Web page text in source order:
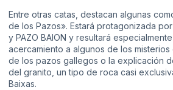
Entre otras catas, destacan algunas
de los Pazos». Estará protagonizada por
y PAZO BAION y resultará
acercamiento a algunos de los
de los pazos gallegos o la explicación
del granito, un tipo de roca casi
Baixas.